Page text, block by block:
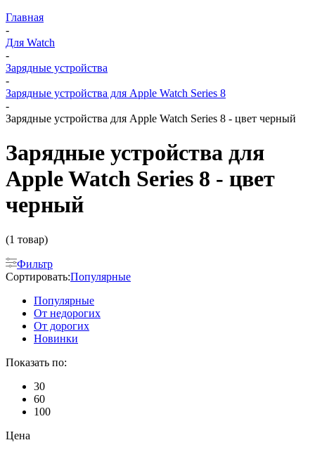
Главная
-
Для Watch
-
Зарядные устройства
-
Зарядные устройства для Apple Watch Series 8
-
Зарядные устройства для Apple Watch Series 8 - цвет черный
Зарядные устройства для
Apple Watch Series 8 - цвет
черный
(1 товар)
Фильтр
Сортировать:Популярные
Популярные
От недорогих
От дорогих
Новинки
Показать по:
30
60
100
Цена